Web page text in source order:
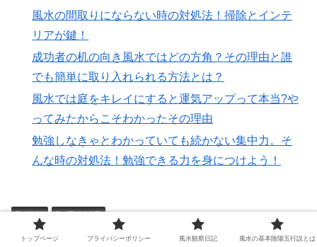
風水の間取りにならない時の対処法！掃除とインテ
リアが鍵！
成功者の机の向き風水ではどの方角？その理由と誰
でも簡単に取り入れられる方法とは？
風水では庭をキレイにすると運気アップって本当?や
ってみたからこそわかったその理由
勉強しなきゃとわかっていても続かない集中力。そ
んな時の対処法！勉強できる力を身につけよう！
トップページ プライバシーポリシー 風水観察日記 風水の基本陰陽五行説とは